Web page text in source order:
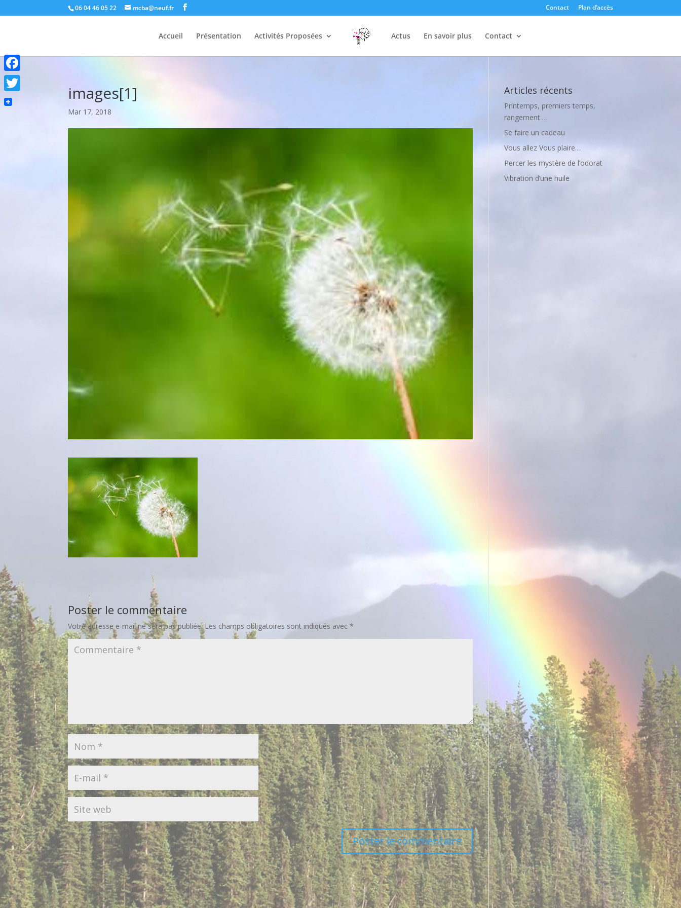
06 04 46 05 22 mcba@neuf.fr Contact Plan d’accès
Accueil Présentation Activités Proposées Actus En savoir plus Contact
images[1]
Mar 17, 2018
Poster le commentaire
Votre adresse e-mail ne sera pas publiée. Les champs obligatoires sont indiqués avec*
Articles récents
Printemps, premiers temps,
rangement …
Se faire un cadeau
Vous allez Vous plaire…
Percer les mystère de l’odorat
Vibration d’une huile
Facebook
Twitter